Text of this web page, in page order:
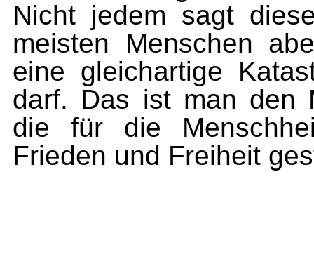
Nicht jedem sagt
meisten Menschen
eine gleichartige
darf. Das ist man den
die für die
Frieden und Freiheit